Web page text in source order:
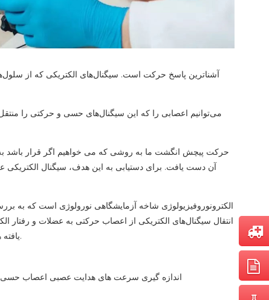
آشناترین پاسخ حرکت است. سیگنال‌های الکتریکی که از
می‌توانیم اعصابی را که این سیگنال‌های حسی و حرکتی را
حرکت پیچش انگشت ما به روشی که می خواهیم اگر قرار باشد به
آن دست یافت. برای دستیابی به این هدف، سیگنال الکتریکی
الکترونوروفیزیولوژی شاخه آزمایشگاهی نورولوژی است که به
انتقال سیگنال‌های الکتریکی از اعصاب حرکتی به عضلات و رفتار
یافته های غیرطبیعی و آشکارسازی پاتولوژی و معاینات الکترو میو گرافی یکی از این روش هاست.
اندازه گیری سرعت های هدایت عصبی اعصاب حسی،